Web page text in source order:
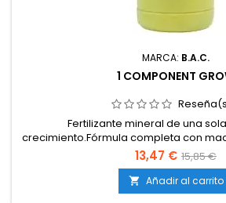
MARCA: B.A.C.
1 COMPONENT
Fertilizante mineral de una
crecimiento.Fórmula completa con
esenciales.100 % soluble en agua,
automático y manual.Favorece un
y homogéneo.Preparación práctica
abonado.
13,47 € 15,85 €
 Añadir al carrito